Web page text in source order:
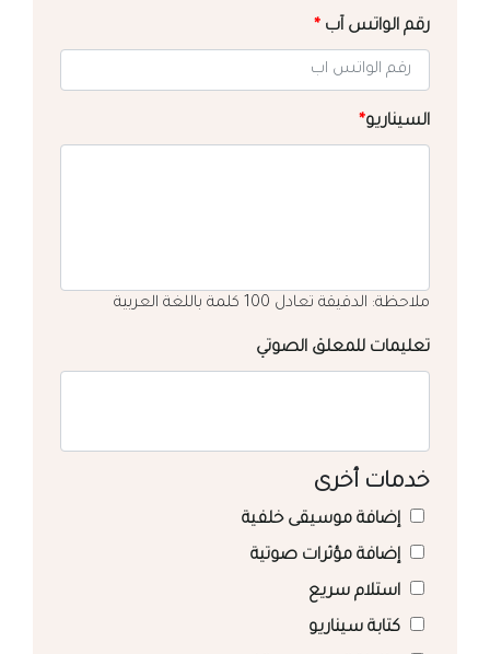
رقم الواتس آب *
السيناريو*
ملاحظة: الدقيقة تعادل 100 كلمة باللغة العربية
تعليمات للمعلق الصوتي
خدمات أخرى
إضافة موسيقى خلفية
إضافة مؤثرات صوتية
استلام سريع
كتابة سيناريو